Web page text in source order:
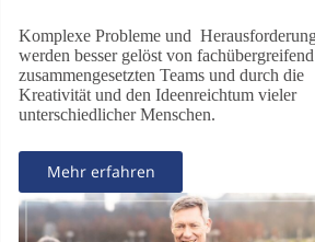
Komplexe Probleme und
werden besser gelöst von fachübergreifend
zusammengesetzten Teams und durch die
Kreativität und den Ideenreichtum vieler
unterschiedlicher Menschen.
Mehr erfahren